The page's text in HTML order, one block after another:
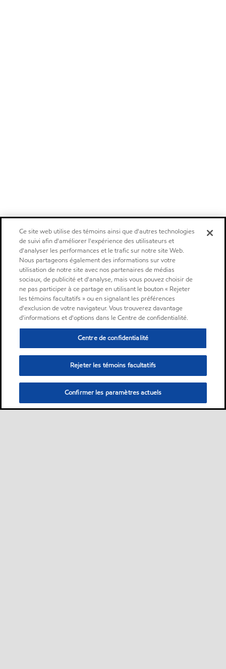
Ce site web utilise des témoins ainsi que d'autres technologies
de suivi afin d'améliorer l'expérience des utilisateurs et
d'analyser les performances et le trafic sur notre site Web.
Nous partageons également des informations sur votre
utilisation de notre site avec nos partenaires de médias
sociaux, de publicité et d'analyse, mais vous pouvez choisir de
ne pas participer à ce partage en utilisant le bouton « Rejeter
les témoins facultatifs » ou en signalant les préférences
d'exclusion de votre navigateur. Vous trouverez davantage
d'informations et d'options dans le Centre de confidentialité.
Centre de confidentialité
Rejeter les témoins facultatifs
Confirmer les paramètres actuels